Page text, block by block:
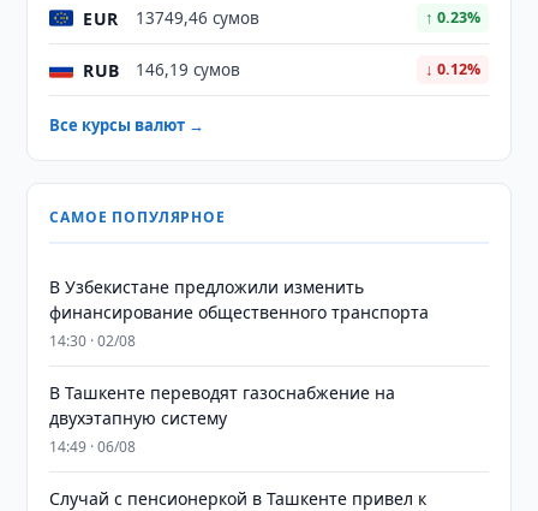
EUR 13749,46 сумов ↑ 0.23%
RUB 146,19 сумов ↓ 0.12%
Все курсы валют →
САМОЕ ПОПУЛЯРНОЕ
В Узбекистане предложили изменить
финансирование общественного транспорта
14:30 · 02/08
В Ташкенте переводят газоснабжение на
двухэтапную систему
14:49 · 06/08
Случай с пенсионеркой в Ташкенте привел к